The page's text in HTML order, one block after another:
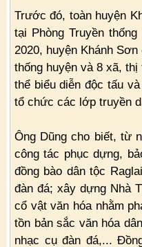
Trước đó, toàn huyện
tại Phòng Truyền
2020, huyện Khánh
thống huyện và 8 xã,
thể biểu diễn độc tấu
tổ chức các lớp truyền
Ông Dũng cho biết, từ
công tác phục dựng,
đồng bào dân tộc
đàn đá; xây dựng Nhà
cổ vật văn hóa nhằm
tồn bản sắc văn hóa
nhạc cụ đàn đá,...